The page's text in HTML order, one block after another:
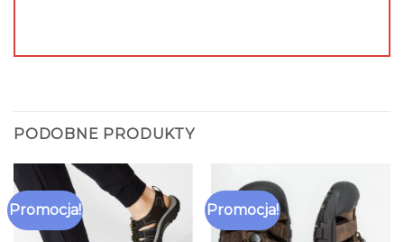
PODOBNE PRODUKTY
Promocja! Promocja!